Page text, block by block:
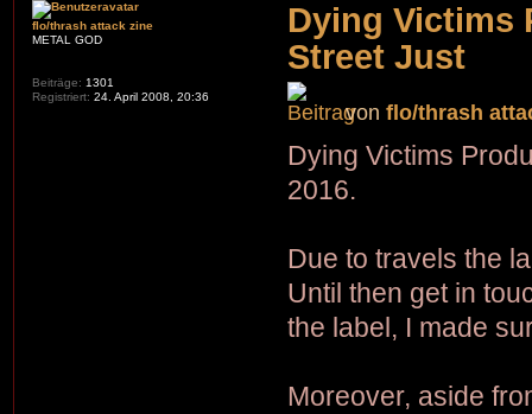
Dying Victims
Street Just
vonflo/thrash
Dying Victims
2016.
Due to travels the
Until then get in
the label, I made
Moreover, aside
flo/thrash attack zine
METAL GOD
Beiträge: 1301
Registriert: 24. April 2008, 20:36